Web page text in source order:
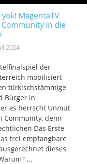
MagentaTV
in die
2024
der
mobilisiert
türkischstämmige
Bürger in
es herrscht Unmut
Community, denn
Das Erste
frei empfangbare
dieses
...